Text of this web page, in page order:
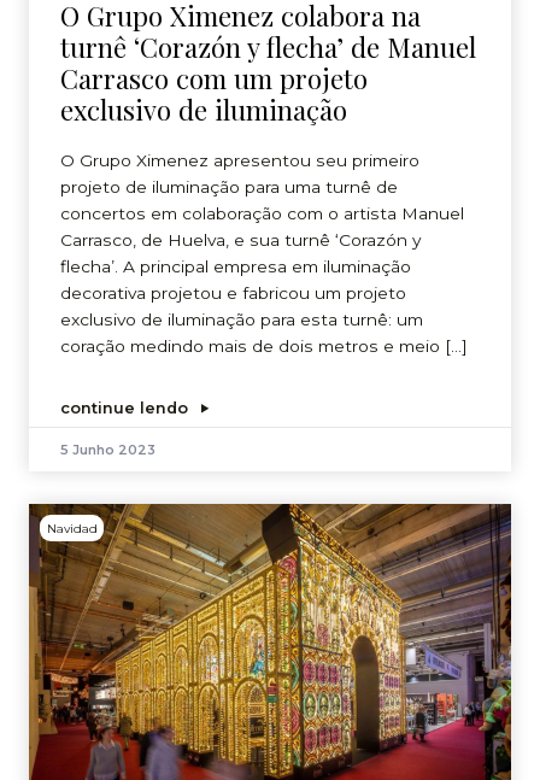
O Grupo Ximenez colabora na
turnê ‘Corazón y flecha’ de Manuel
Carrasco com um projeto
exclusivo de iluminação
O Grupo Ximenez apresentou seu primeiro
projeto de iluminação para uma turnê de
concertos em colaboração com o artista Manuel
Carrasco, de Huelva, e sua turnê ‘Corazón y
flecha’. A principal empresa em iluminação
decorativa projetou e fabricou um projeto
exclusivo de iluminação para esta turnê: um
coração medindo mais de dois metros e meio […]
continue lendo
5 Junho 2023
Navidad